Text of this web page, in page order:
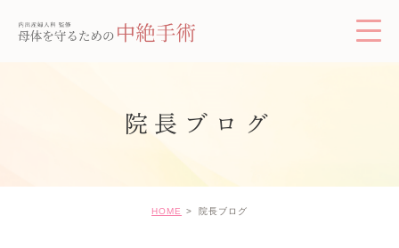
院長ブログ
HOME 院長ブログ